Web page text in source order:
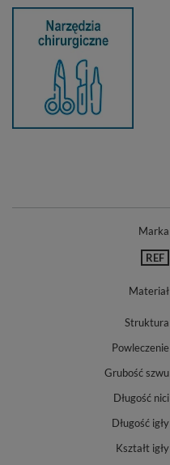
Marka
REF
Materiał
Struktura
Powleczenie
Grubość szwu
Długość nici
Długość igły
Kształt igły